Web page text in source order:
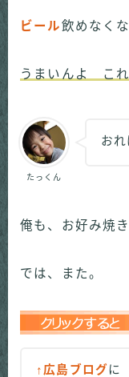
ビール飲めなく
うまいんよ これ
たっくん
おれ
俺も、お好み焼
では、また。
↑広島ブログに